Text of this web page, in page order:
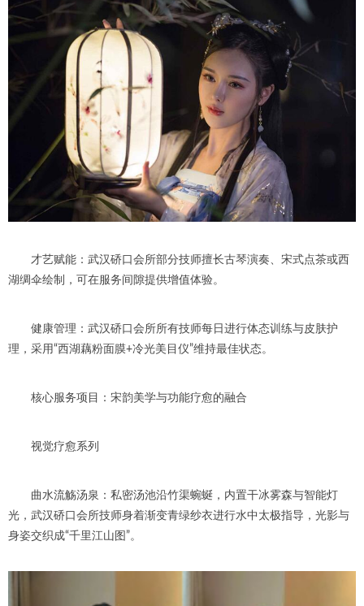
才艺赋能：武汉硚口会所部分技师擅长古琴演奏、宋式点茶或西
湖绸伞绘制，可在服务间隙提供增值体验。
健康管理：武汉硚口会所所有技师每日进行体态训练与皮肤护
理，采用“西湖藕粉面膜+冷光美目仪”维持最佳状态。
核心服务项目：宋韵美学与功能疗愈的融合
视觉疗愈系列
曲水流觞汤泉：私密汤池沿竹渠蜿蜒，内置干冰雾森与智能灯
光，武汉硚口会所技师身着渐变青绿纱衣进行水中太极指导，光影与
身姿交织成“千里江山图”。